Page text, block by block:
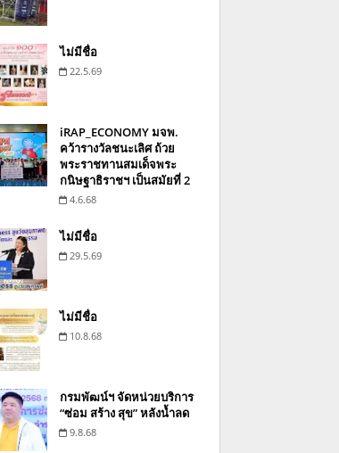
ไม่มีชื่อ
22.5.69
iRAP_ECONOMY มจพ.
คว้ารางวัลชนะเลิศ ถ้วย
พระราชทานสมเด็จพระ
กนิษฐาธิราชฯ เป็นสมัยที่ 2
4.6.68
ไม่มีชื่อ
29.5.69
ไม่มีชื่อ
10.8.68
กรมพัฒน์ฯ จัดหน่วยบริการ
“ซ่อม สร้าง สุข” หลังน้ำลด
9.8.68